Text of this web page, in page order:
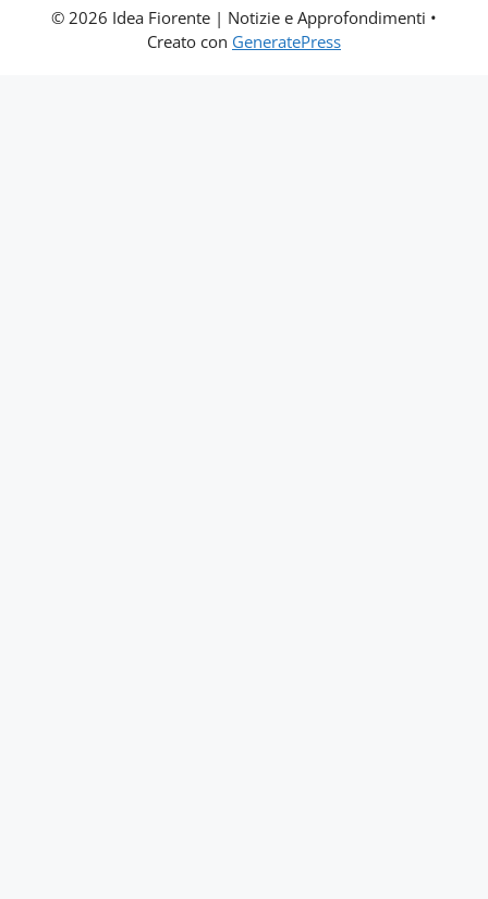
© 2026 Idea Fiorente | Notizie e Approfondimenti •
Creato con GeneratePress